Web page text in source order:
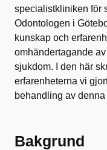
specialistkliniken för
Odontologen i
kunskap och
omhändertagande
sjukdom. I den här
erfarenheterna vi
behandling av
Bakgrund